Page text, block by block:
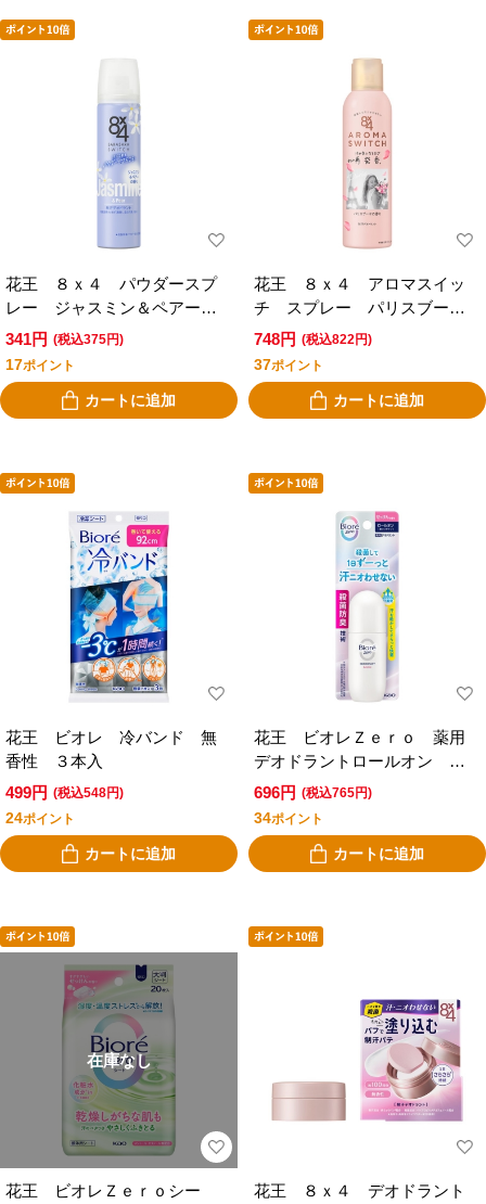
花王 ８ｘ４ パウダースプ
レー ジャスミン＆ペアーの
香り ５０ｇ
341円 (税込375円)
17ポイント
カートに追加
花王 ８ｘ４ アロマスイッ
チ スプレー パリスブーケ
の香り
748円 (税込822円)
37ポイント
カートに追加
花王 ビオレ 冷バンド 無
香性 ３本入
499円 (税込548円)
24ポイント
カートに追加
花王 ビオレＺｅｒｏ 薬用
デオドラントロールオン せ
っけんの香り
696円 (税込765円)
34ポイント
カートに追加
在庫なし
花王 ビオレＺｅｒｏシー
花王 ８ｘ４ デオドラント